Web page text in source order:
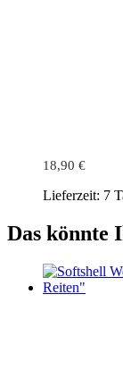
18,90 €
Lieferzeit: 7
Das könnte